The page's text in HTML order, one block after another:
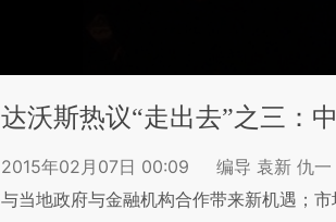
达沃斯热议“走出去”之三：
2015年02月07日 00:09
编导 袁新 仇一
与当地政府与金融机构合作带来新机遇；